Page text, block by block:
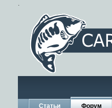
.
Статьи Форум